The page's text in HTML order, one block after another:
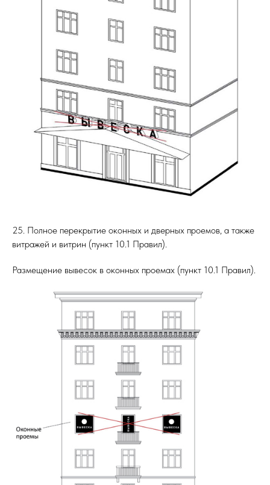
25. Полное перекрытие оконных и дверных проемов, а также
витражей и витрин (пункт 10.1 Правил).
Размещение вывесок в оконных проемах (пункт 10.1 Правил).